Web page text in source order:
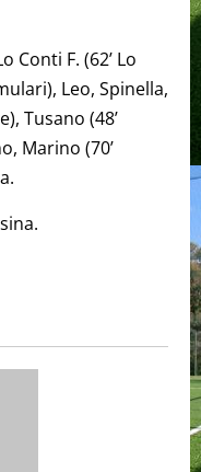
Conti F. (62’ Lo
Leo, Spinella,
Tusano (48’
Marino (70’